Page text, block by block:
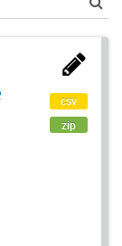
csv
zip